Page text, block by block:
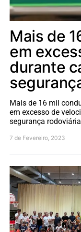
Mais de
em
durante
Mais de 16 mil
em excesso de
segurança
7 de Fevereiro, 2023